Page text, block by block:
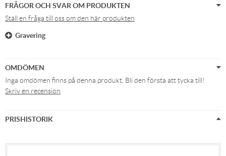
FRÅGOR OCH SVAR OM PRODUKTEN
Ställ en fråga till oss om den här produkten
Gravering
OMDÖMEN
Inga omdömen finns på denna produkt. Bli den första att tycka till!
Skriv en recension
PRISHISTORIK